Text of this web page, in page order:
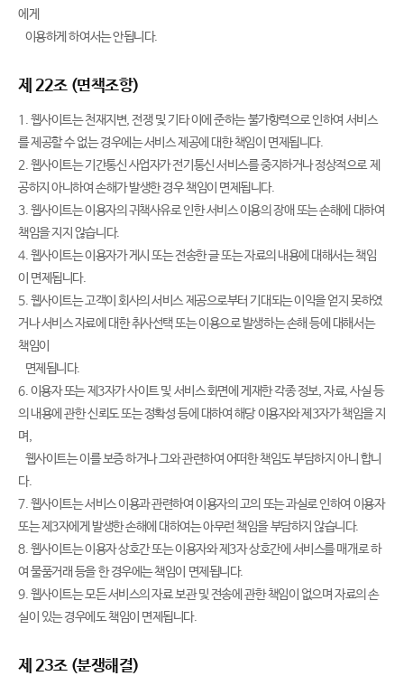
에게
이용하게 하여서는 안됩니다.
제 22조 (면책조항)
1. 웹사이트는 천재지변, 전쟁 및 기타 이에 준하는 불가항력으로 인하여 서비스
를 제공할 수 없는 경우에는 서비스 제공에 대한 책임이 면제됩니다.
2. 웹사이트는 기간통신 사업자가 전기통신 서비스를 중지하거나 정상적으로 제
공하지 아니하여 손해가 발생한 경우 책임이 면제됩니다.
3. 웹사이트는 이용자의 귀책사유로 인한 서비스 이용의 장애 또는 손해에 대하여
책임을 지지 않습니다.
4. 웹사이트는 이용자가 게시 또는 전송한 글 또는 자료의 내용에 대해서는 책임
이 면제됩니다.
5. 웹사이트는 고객이 회사의 서비스 제공으로부터 기대되는 이익을 얻지 못하였
거나 서비스 자료에 대한 취사선택 또는 이용으로 발생하는 손해 등에 대해서는
책임이
면제됩니다.
6. 이용자 또는 제3자가 사이트 및 서비스 화면에 게재한 각종 정보, 자료, 사실 등
의 내용에 관한 신뢰도 또는 정확성 등에 대하여 해당 이용자와 제3자가 책임을 지
며,
웹사이트는 이를 보증 하거나 그와 관련하여 어떠한 책임도 부담하지 아니 합니
다.
7. 웹사이트는 서비스 이용과 관련하여 이용자의 고의 또는 과실로 인하여 이용자
또는 제3자에게 발생한 손해에 대하여는 아무런 책임을 부담하지 않습니다.
8. 웹사이트는 이용자 상호간 또는 이용자와 제3자 상호간에 서비스를 매개로 하
여 물품거래 등을 한 경우에는 책임이 면제됩니다.
9. 웹사이트는 모든 서비스의 자료 보관 및 전송에 관한 책임이 없으며 자료의 손
실이 있는 경우에도 책임이 면제됩니다.
제 23조 (분쟁해결)